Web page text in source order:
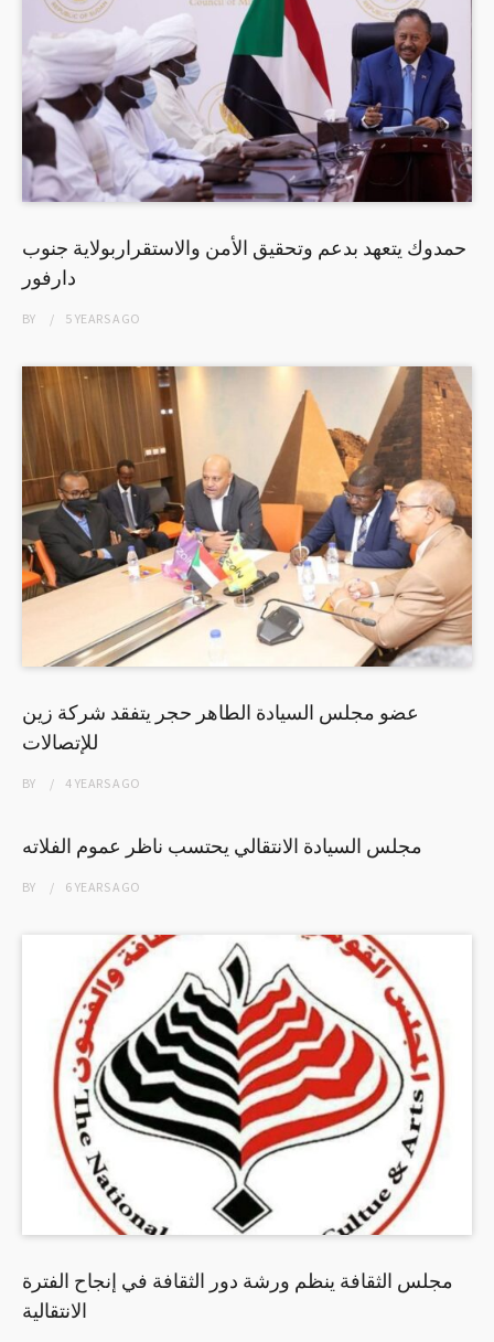
حمدوك يتعهد بدعم وتحقيق الأمن والاستقراربولاية جنوب
دارفور
BY 5 YEARSAGO
عضو مجلس السيادة الطاهر حجر يتفقد شركة زين
للإتصالات
BY 4 YEARSAGO
مجلس السيادة الانتقالي يحتسب ناظر عموم الفلاته
BY 6 YEARSAGO
مجلس الثقافة ينظم ورشة دور الثقافة في إنجاح الفترة
الانتقالية